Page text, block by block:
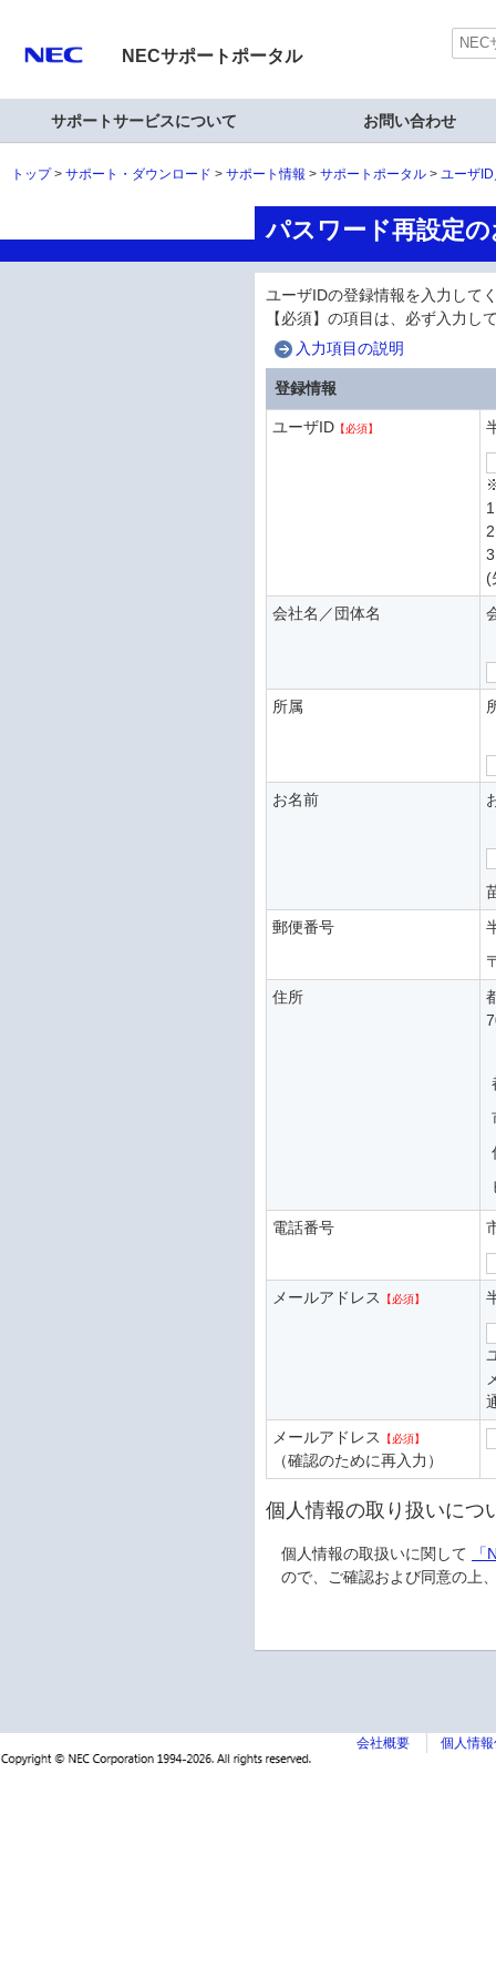
NECサポートポータル
サポートサービスについて お問い合わせ
トップ サポート・ダウンロード サポート情報 サポートポータル ユーザ
パスワード再設定
ユーザIDの登録情報を入力して
【必須】の項目は、必ず入力し
入力項目の説明
登録情報
ユーザID
(
会社名／団体名
所属
お名前
郵便番号
住所
電話番号
メールアドレス
メールアドレス
（確認のために再入力）
個人情報の取り扱いにつ
個人情報の取扱いに関して
ので、ご確認および同意の上
会社概要 個人情